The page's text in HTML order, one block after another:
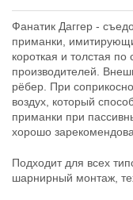
Dagger 4.0″ 025
149
Длина приманки: 101 мм
Нет в наличии
Фанатик Даггер -
приманки,
короткая и толстая
производителей.
рёбер. При
воздух, который
приманки при
хорошо
Подходит для всех
шарнирный монтаж,